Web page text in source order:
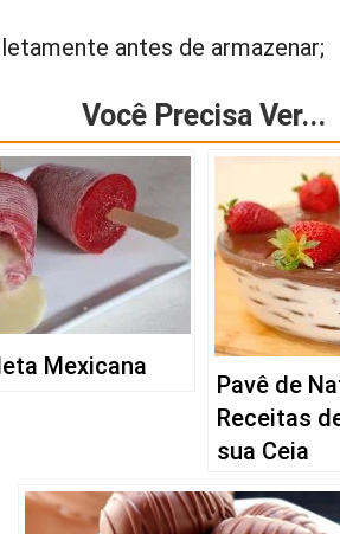
antes de armazenar;
Você Precisa Ver...
Mexicana
Pavê de
Receitas
sua Ceia